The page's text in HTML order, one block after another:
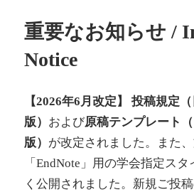
重要なお知らせ /
Notice
【2026年6月改定】 投稿規定
版） および原稿テンプレート
版） が改定されました。また
「EndNote」用の学会指定ス
く公開されました。新規ご投